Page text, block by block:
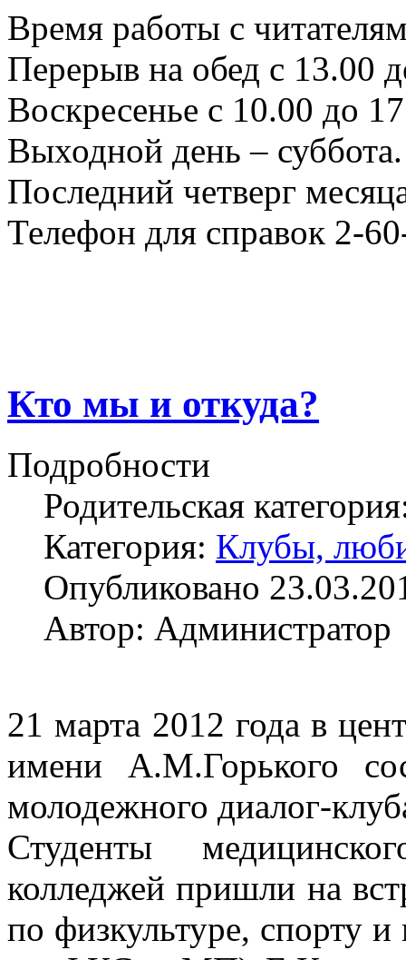
Время работы с
Перерыв на обед с 13.00
Воскресенье с 10.00 до
Выходной день – суббота.
Последний четверг
Телефон для справок 2-
Кто мы и откуда?
Подробности
Родительская
Категория: Клубы,
Опубликовано
Автор: Администратор
21 марта 2012 года в
имени А.М.Горького
молодежного диалог-
Студенты
колледжей пришли на
по физкультуре, спорту